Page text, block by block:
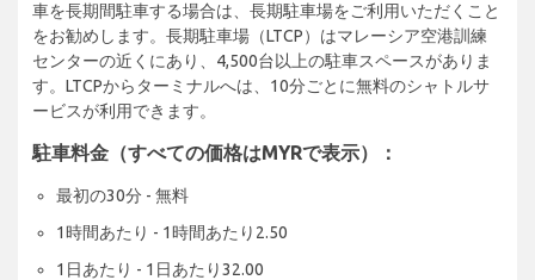
車を長期間駐車する場合は、長期駐車場をご利用いただくこと
をお勧めします。長期駐車場（LTCP）はマレーシア空港訓練
センターの近くにあり、4,500台以上の駐車スペースがありま
す。LTCPからターミナルへは、10分ごとに無料のシャトルサ
ービスが利用できます。
駐車料金（すべての価格はMYRで表示）：
最初の30分 - 無料
1時間あたり - 1時間あたり2.50
1日あたり - 1日あたり32.00